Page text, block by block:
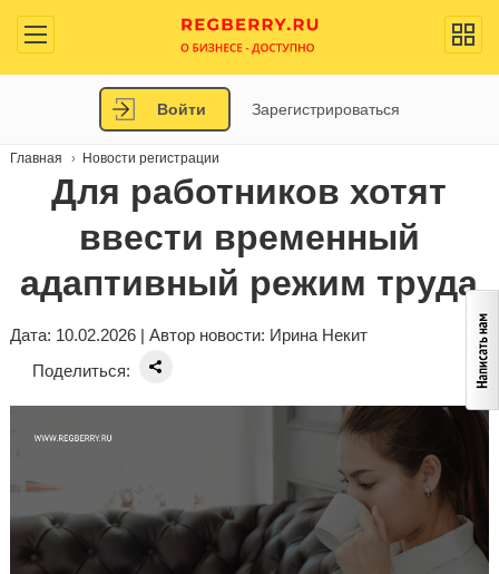
Войти Зарегистрироваться
Главная Новости регистрации
Для работников хотят
ввести временный
адаптивный режим труда
Дата: 10.02.2026 | Автор новости: Ирина Некит
Поделиться: